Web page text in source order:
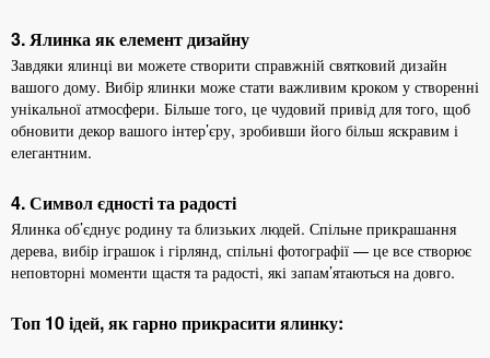
3. Ялинка як елемент дизайну
Завдяки ялинці ви можете створити справжній святковий дизайн
вашого дому. Вибір ялинки може стати важливим кроком у створенні
унікальної атмосфери. Більше того, це чудовий привід для того, щоб
обновити декор вашого інтер’єру, зробивши його більш яскравим і
елегантним.
4. Символ єдності та радості
Ялинка об’єднує родину та близьких людей. Спільне прикрашання
дерева, вибір іграшок і гірлянд, спільні фотографії — це все створює
неповторні моменти щастя та радості, які запам’ятаються на довго.
Топ 10 ідей, як гарно прикрасити ялинку: